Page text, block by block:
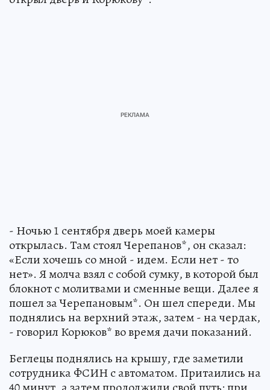
- Ночью 1 сентября дверь моей камеры
открылась. Там стоял Черепанов*, он сказал:
«Если хочешь со мной - идем. Если нет - то
нет». Я молча взял с собой сумку, в которой был
блокнот с молитвами и сменные вещи. Далее я
пошел за Черепановым*. Он шел спереди. Мы
поднялись на верхний этаж, затем - на чердак,
- говорил Корюков* во время дачи показаний.
Беглецы поднялись на крышу, где заметили
сотрудника ФСИН с автоматом. Притаились на